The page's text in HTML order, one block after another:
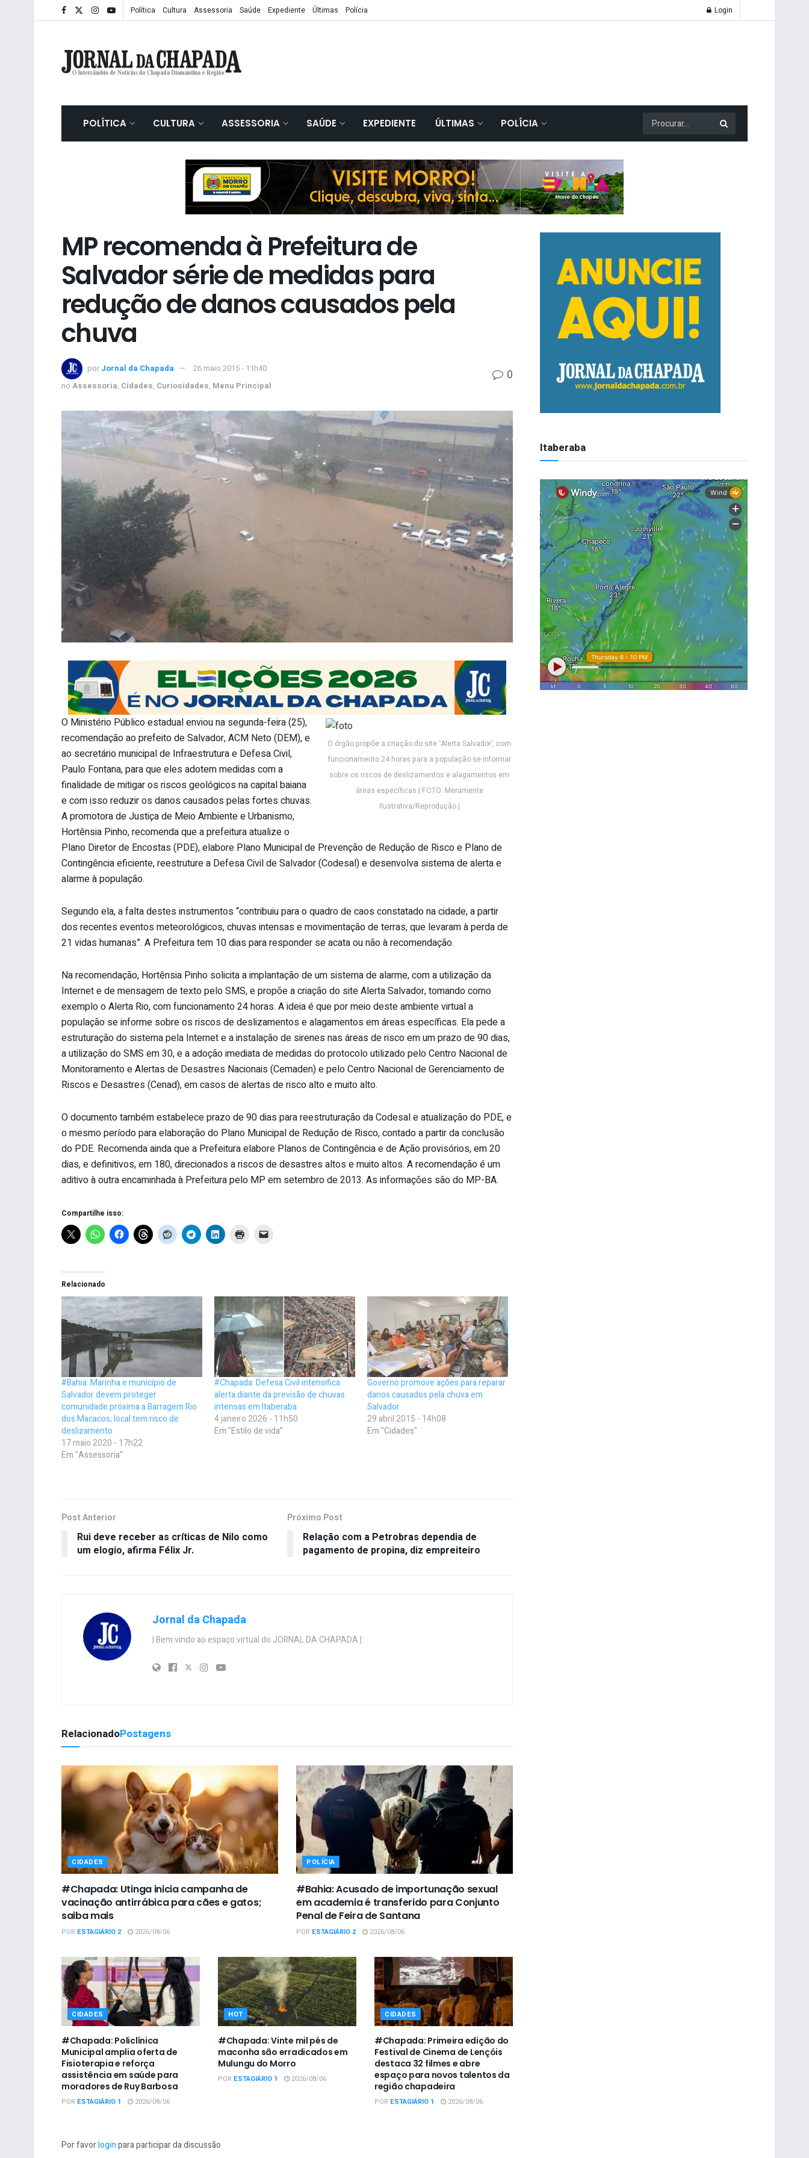
Política Cultura Assessoria Saúde Expediente Últimas Polícia Login
POLÍTICA CULTURA ASSESSORIA SAÚDE EXPEDIENTE ÚLTIMAS POLÍCIA
MP recomenda à Prefeitura de
Salvador série de medidas para
redução de danos causados pela
chuva
por Jornal da Chapada
26 maio 2015 - 11h40
no Assessoria, Cidades, Curiosidades, Menu Principal
0
O órgão propõe a criação do site ‘Alerta Salvador’, com
funcionamento 24 horas para a população se informar
sobre os riscos de deslizamentos e alagamentos em
áreas específicas | FOTO: Meramente
Ilustrativa/Reprodução |
O Ministério Público estadual enviou na segunda-feira (25),
recomendação ao prefeito de Salvador, ACM Neto (DEM), e
ao secretário municipal de Infraestrutura e Defesa Civil,
Paulo Fontana, para que eles adotem medidas com a
finalidade de mitigar os riscos geológicos na capital baiana
e com isso reduzir os danos causados pelas fortes chuvas.
A promotora de Justiça de Meio Ambiente e Urbanismo,
Hortênsia Pinho, recomenda que a prefeitura atualize o
Plano Diretor de Encostas (PDE), elabore Plano Municipal de Prevenção de Redução de Risco e Plano de
Contingência eficiente, reestruture a Defesa Civil de Salvador (Codesal) e desenvolva sistema de alerta e
alarme à população.
Segundo ela, a falta destes instrumentos “contribuiu para o quadro de caos constatado na cidade, a partir
dos recentes eventos meteorológicos, chuvas intensas e movimentação de terras, que levaram à perda de
21 vidas humanas”. A Prefeitura tem 10 dias para responder se acata ou não à recomendação.
Na recomendação, Hortênsia Pinho solicita a implantação de um sistema de alarme, com a utilização da
Internet e de mensagem de texto pelo SMS, e propõe a criação do site Alerta Salvador, tomando como
exemplo o Alerta Rio, com funcionamento 24 horas. A ideia é que por meio deste ambiente virtual a
população se informe sobre os riscos de deslizamentos e alagamentos em áreas específicas. Ela pede a
estruturação do sistema pela Internet e a instalação de sirenes nas áreas de risco em um prazo de 90 dias,
a utilização do SMS em 30, e a adoção imediata de medidas do protocolo utilizado pelo Centro Nacional de
Monitoramento e Alertas de Desastres Nacionais (Cemaden) e pelo Centro Nacional de Gerenciamento de
Riscos e Desastres (Cenad), em casos de alertas de risco alto e muito alto.
O documento também estabelece prazo de 90 dias para reestruturação da Codesal e atualização do PDE, e
o mesmo período para elaboração do Plano Municipal de Redução de Risco, contado a partir da conclusão
do PDE. Recomenda ainda que a Prefeitura elabore Planos de Contingência e de Ação provisórios, em 20
dias, e definitivos, em 180, direcionados a riscos de desastres altos e muito altos. A recomendação é um
aditivo à outra encaminhada à Prefeitura pelo MP em setembro de 2013. As informações são do MP-BA.
Compartilhe isso:
Relacionado
#Bahia: Marinha e município de
Salvador devem proteger
comunidade próxima a Barragem Rio
dos Macacos; local tem risco de
deslizamento
17 maio 2020 - 17h22
Em "Assessoria"
#Chapada: Defesa Civil intensifica
alerta diante da previsão de chuvas
intensas em Itaberaba
4 janeiro 2026 - 11h50
Em "Estilo de vida"
Governo promove ações para reparar
danos causados pela chuva em
Salvador
29 abril 2015 - 14h08
Em "Cidades"
Post Anterior
Rui deve receber as críticas de Nilo como
um elogio, afirma Félix Jr.
Próximo Post
Relação com a Petrobras dependia de
pagamento de propina, diz empreiteiro
Jornal da Chapada
| Bem vindo ao espaço virtual do JORNAL DA CHAPADA |
RelacionadoPostagens
CIDADES
#Chapada: Utinga inicia campanha de
vacinação antirrábica para cães e gatos;
saiba mais
POR ESTAGIÁRIO 2 2026/08/06
POLÍCIA
#Bahia: Acusado de importunação sexual
em academia é transferido para Conjunto
Penal de Feira de Santana
POR ESTAGIÁRIO 2 2026/08/06
CIDADES
#Chapada: Policlínica
Municipal amplia oferta de
Fisioterapia e reforça
assistência em saúde para
moradores de Ruy Barbosa
POR ESTAGIÁRIO 1 2026/08/06
HOT
#Chapada: Vinte mil pés de
maconha são erradicados em
Mulungu do Morro
POR ESTAGIÁRIO 1 2026/08/06
CIDADES
#Chapada: Primeira edição do
Festival de Cinema de Lençóis
destaca 32 filmes e abre
espaço para novos talentos da
região chapadeira
POR ESTAGIÁRIO 1 2026/08/06
Por favorloginpara participar da discussão
Itaberaba